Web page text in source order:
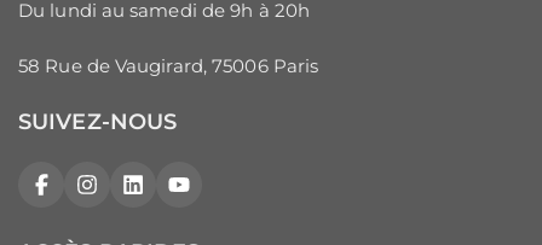
Du lundi au samedi de 9h à 20h
58 Rue de Vaugirard, 75006 Paris
SUIVEZ-NOUS
FacebookInstagram
LinkedInYouTube